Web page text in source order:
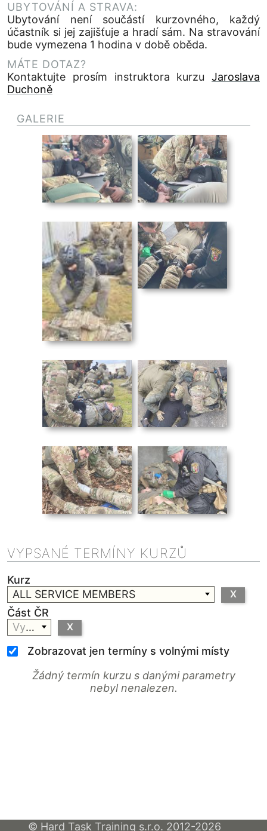
UBYTOVÁNÍ A STRAVA:
Ubytování není součástí kurzovného, každý
účastník si jej zajišťuje a hradí sám. Na stravování
bude vymezena 1 hodina v době oběda.
MÁTE DOTAZ?
Kontaktujte prosím instruktora kurzu Jaroslava
Duchoně
GALERIE
VYPSANÉ TERMÍNY KURZŮ
Kurz
ALL SERVICE MEMBERS
X
Část ČR
Vyberte
X
Zobrazovat jen termíny s volnými místy
Žádný termín kurzu s danými parametry
nebyl nenalezen.
© Hard Task Training s.r.o. 2012-2026